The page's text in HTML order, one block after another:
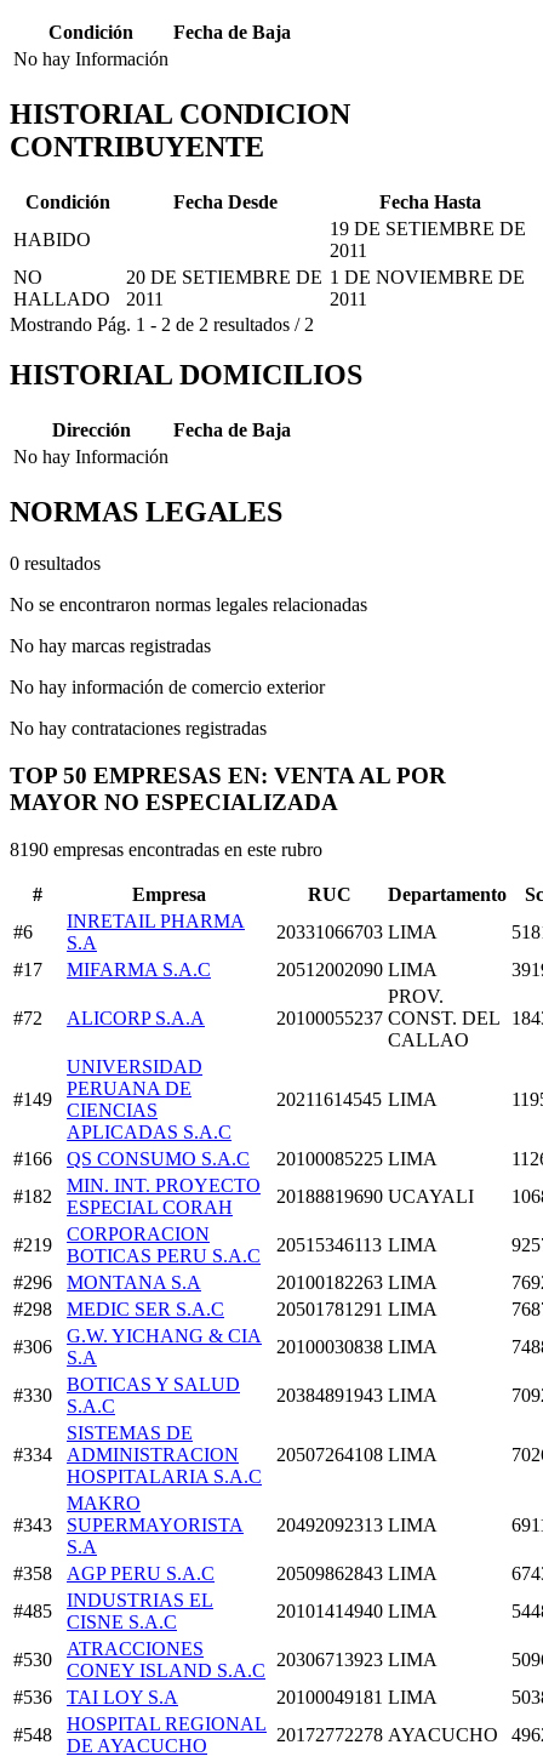
Condición
Fecha de Baja
No hay Información
HISTORIAL CONDICION
CONTRIBUYENTE
Condición Fecha Desde
Fecha Hasta
HABIDO
19 DE SETIEMBRE DE
2011
NO
HALLADO
20 DE SETIEMBRE DE
2011
1 DE NOVIEMBRE DE
2011
Mostrando Pág. 1 - 2 de 2 resultados / 2
HISTORIAL DOMICILIOS
Dirección
Fecha de Baja
No hay Información
NORMAS LEGALES
0 resultados
No se encontraron normas legales relacionadas
No hay marcas registradas
No hay información de comercio exterior
No hay contrataciones registradas
TOP 50 EMPRESAS EN: VENTA AL POR
MAYOR NO ESPECIALIZADA
8190 empresas encontradas en este rubro
# Empresa RUC Departamento
#6
INRETAIL PHARMA
S.A
20331066703 LIMA
#17
MIFARMA S.A.C 20512002090 LIMA
#72 ALICORP S.A.A 20100055237
PROV.
CONST. DEL
CALLAO
#149
UNIVERSIDAD
PERUANA DE
CIENCIAS
APLICADAS S.A.C
20211614545 LIMA
#166 QS CONSUMO S.A.C 20100085225 LIMA
#182
MIN. INT. PROYECTO
ESPECIAL CORAH
20188819690 UCAYALI
#219
CORPORACION
BOTICAS PERU S.A.C
20515346113 LIMA
#296
MONTANA S.A 20100182263 LIMA
#298
MEDIC SER S.A.C 20501781291 LIMA
#306
G.W. YICHANG & CIA
S.A
20100030838 LIMA
#330
BOTICAS Y SALUD
S.A.C
20384891943 LIMA
#334
SISTEMAS DE
ADMINISTRACION
HOSPITALARIA S.A.C
20507264108 LIMA
#343
MAKRO
SUPERMAYORISTA
S.A
20492092313 LIMA
#358 AGP PERU S.A.C 20509862843 LIMA
#485
INDUSTRIAS EL
CISNE S.A.C
20101414940 LIMA
#530
ATRACCIONES
CONEY ISLAND S.A.C
20306713923 LIMA
#536
TAI LOY S.A 20100049181 LIMA
#548
HOSPITAL REGIONAL
DE AYACUCHO
20172772278 AYACUCHO